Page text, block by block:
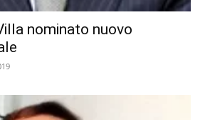
nominato nuovo